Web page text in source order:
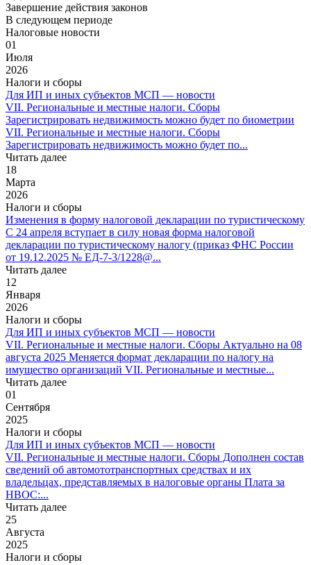
Завершение действия законов
В следующем периоде
Налоговые новости
01
Июля
2026
Налоги и сборы
Для ИП и иных субъектов МСП — новости
VII. Региональные и местные налоги. Сборы
Зарегистрировать недвижимость можно будет по биометрии
VII. Региональные и местные налоги. Сборы
Зарегистрировать недвижимость можно будет по...
Читать далее
18
Марта
2026
Налоги и сборы
Изменения в форму налоговой декларации по туристическому
С 24 апреля вступает в силу новая форма налоговой
декларации по туристическому налогу (приказ ФНС России
от 19.12.2025 № ЕД-7-3/1228@...
Читать далее
12
Января
2026
Налоги и сборы
Для ИП и иных субъектов МСП — новости
VII. Региональные и местные налоги. Сборы Актуально на 08
августа 2025 Меняется формат декларации по налогу на
имущество организаций VII. Региональные и местные...
Читать далее
01
Сентября
2025
Налоги и сборы
Для ИП и иных субъектов МСП — новости
VII. Региональные и местные налоги. Сборы Дополнен состав
сведений об автомототранспортных средствах и их
владельцах, представляемых в налоговые органы Плата за
НВОС:...
Читать далее
25
Августа
2025
Налоги и сборы